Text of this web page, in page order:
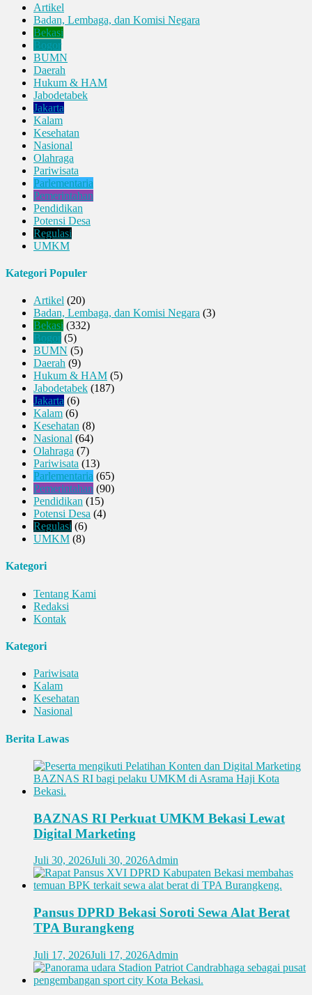
Artikel
Badan, Lembaga, dan Komisi Negara
Bekasi
Bogor
BUMN
Daerah
Hukum & HAM
Jabodetabek
Jakarta
Kalam
Kesehatan
Nasional
Olahraga
Pariwisata
Parlementaria
Pemerintahan
Pendidikan
Potensi Desa
Regulasi
UMKM
Kategori Populer
Artikel (20)
Badan, Lembaga, dan Komisi Negara (3)
Bekasi (332)
Bogor(5)
BUMN (5)
Daerah (9)
Hukum & HAM (5)
Jabodetabek (187)
Jakarta (6)
Kalam (6)
Kesehatan (8)
Nasional (64)
Olahraga (7)
Pariwisata (13)
Parlementaria (65)
Pemerintahan (90)
Pendidikan (15)
Potensi Desa (4)
Regulasi (6)
UMKM (8)
Kategori
Tentang Kami
Redaksi
Kontak
Kategori
Pariwisata
Kalam
Kesehatan
Nasional
Berita Lawas
BAZNAS RI Perkuat UMKM Bekasi Lewat
Digital Marketing
Juli 30, 2026Juli 30, 2026Admin
Pansus DPRD Bekasi Soroti Sewa Alat Berat
TPA Burangkeng
Juli 17, 2026Juli 17, 2026Admin